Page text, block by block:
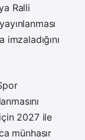
Ralli
2027 ile
münhasır